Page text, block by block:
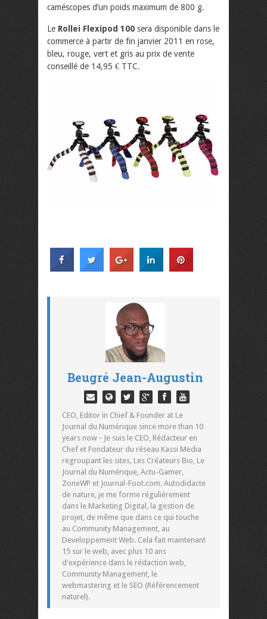
caméscopes d’un poids maximum de 800 g.
Le Rollei Flexipod 100 sera disponible dans le
commerce à partir de fin janvier 2011 en rose,
bleu, rouge, vert et gris au prix de vente
conseillé de 14,95 € TTC.
Beugré Jean-Augustin
CEO, Editor in Chief & Founder at Le
Journal du Numérique since more than 10
years now - Je suis le CEO, Rédacteur en
Chef et Fondateur du réseau Kassi Media
regroupant les sites, Les Créateurs Bio, Le
Journal du Numérique, Actu-Gamer,
ZoneWP et Journal-Foot.com. Autodidacte
de nature, je me forme régulièrement
dans le Marketing Digital, la gestion de
projet, de même que dans ce qui touche
au Community Management, au
Developpement Web. Cela fait maintenant
15 sur le web, avec plus 10 ans
d'expérience dans le rédaction web,
Community Management, le
webmastering et le SEO (Référencement
naturel).